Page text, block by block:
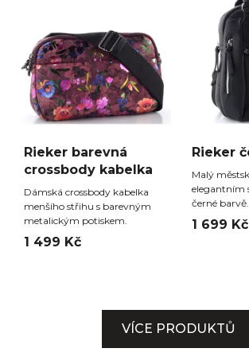
Rieker barevná
crossbody kabelka
Dámská crossbody kabelka
menšího střihu s barevným
metalickým potiskem.
1 499 Kč
Rieker
Malý
elegantním
černé barvě.
1 699 Kč
VÍCE PRODUKTŮ